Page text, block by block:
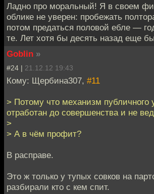
Ладно про моральный! Я в своем
облике не уверен: пробежать
потом предаться половой ебле —
те. Лет хотя бы десять назад еще
Goblin »
#24 | 21.12.12 19:43
Кому: Щербина307, #11
> Потому что механизм публичного
отработан до совершенства и не
>
> А в чём профит?
В расправе.
Это ж только у тупых совков на
разбирали кто с кем спит.